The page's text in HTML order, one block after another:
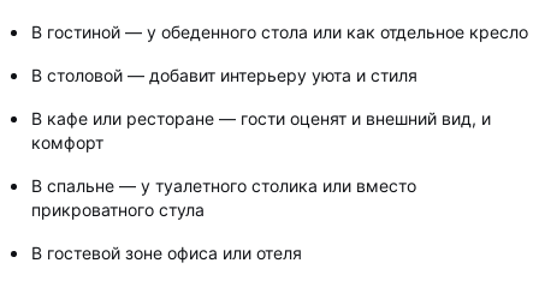
В гостиной — у обеденного стола или как отдельное кресло
В столовой — добавит интерьеру уюта и стиля
В кафе или ресторане — гости оценят и внешний вид, и
комфорт
В спальне — у туалетного столика или вместо
прикроватного стула
В гостевой зоне офиса или отеля